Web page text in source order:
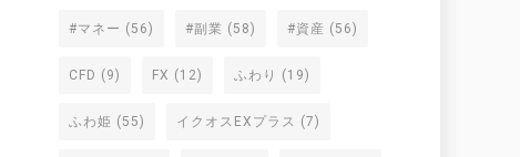
#マネー (56) #副業 (58) #資産 (56)
CFD (9) FX (12) ふわり (19)
ふわ姫 (55) イクオスEXプラス (7)